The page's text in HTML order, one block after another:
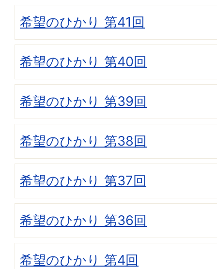
希望のひかり 第41回
希望のひかり 第40回
希望のひかり 第39回
希望のひかり 第38回
希望のひかり 第37回
希望のひかり 第36回
希望のひかり 第4回